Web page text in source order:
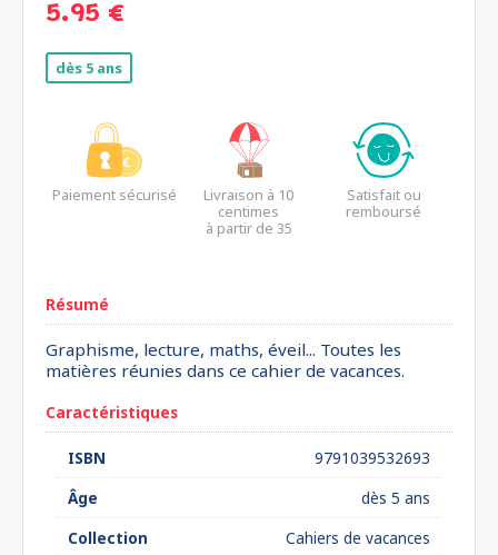
5.95 €
dès 5 ans
Paiement sécurisé
Livraison à 10
centimes
à partir de 35
Satisfait ou
remboursé
Résumé
Graphisme, lecture, maths, éveil... Toutes les
matières réunies dans ce cahier de vacances.
Caractéristiques
ISBN
9791039532693
Âge
dès 5 ans
Collection
Cahiers de vacances